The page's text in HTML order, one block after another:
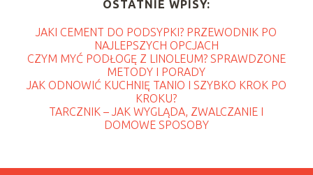
OSTATNIE WPISY:
JAKI CEMENT DO PODSYPKI? PRZEWODNIK PO
NAJLEPSZYCH OPCJACH
CZYM MYĆ PODŁOGĘ Z LINOLEUM? SPRAWDZONE
METODY I PORADY
JAK ODNOWIĆ KUCHNIĘ TANIO I SZYBKO KROK PO
KROKU?
TARCZNIK – JAK WYGLĄDA, ZWALCZANIE I
DOMOWE SPOSOBY